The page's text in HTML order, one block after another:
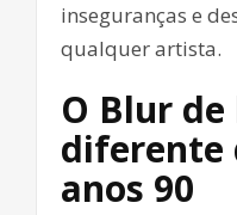
inseguranças e
qualquer artista.
O Blur de
diferente
anos 90